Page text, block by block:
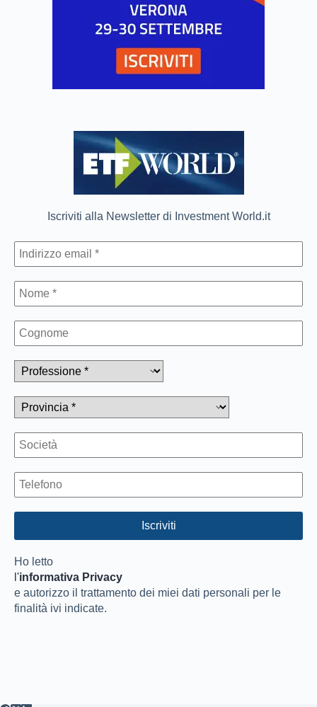
Iscriviti alla Newsletter di Investment World.it
Ho letto
l'informativa Privacy
e autorizzo il trattamento dei miei dati personali per le
finalità ivi indicate.